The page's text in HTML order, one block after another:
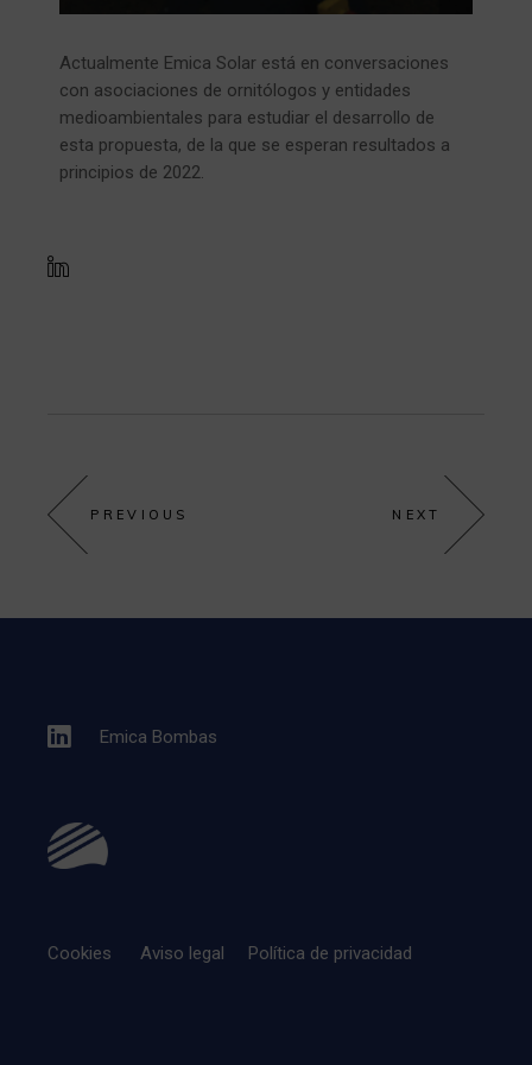
Actualmente Emica Solar está en conversaciones
con asociaciones de ornitólogos y entidades
medioambientales para estudiar el desarrollo de
esta propuesta, de la que se esperan resultados a
principios de 2022.
PREVIOUS NEXT
Emica Bombas
Cookies Aviso legal Política de privacidad